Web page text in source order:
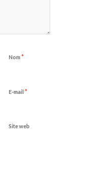
Nom *
E-mail *
Site web